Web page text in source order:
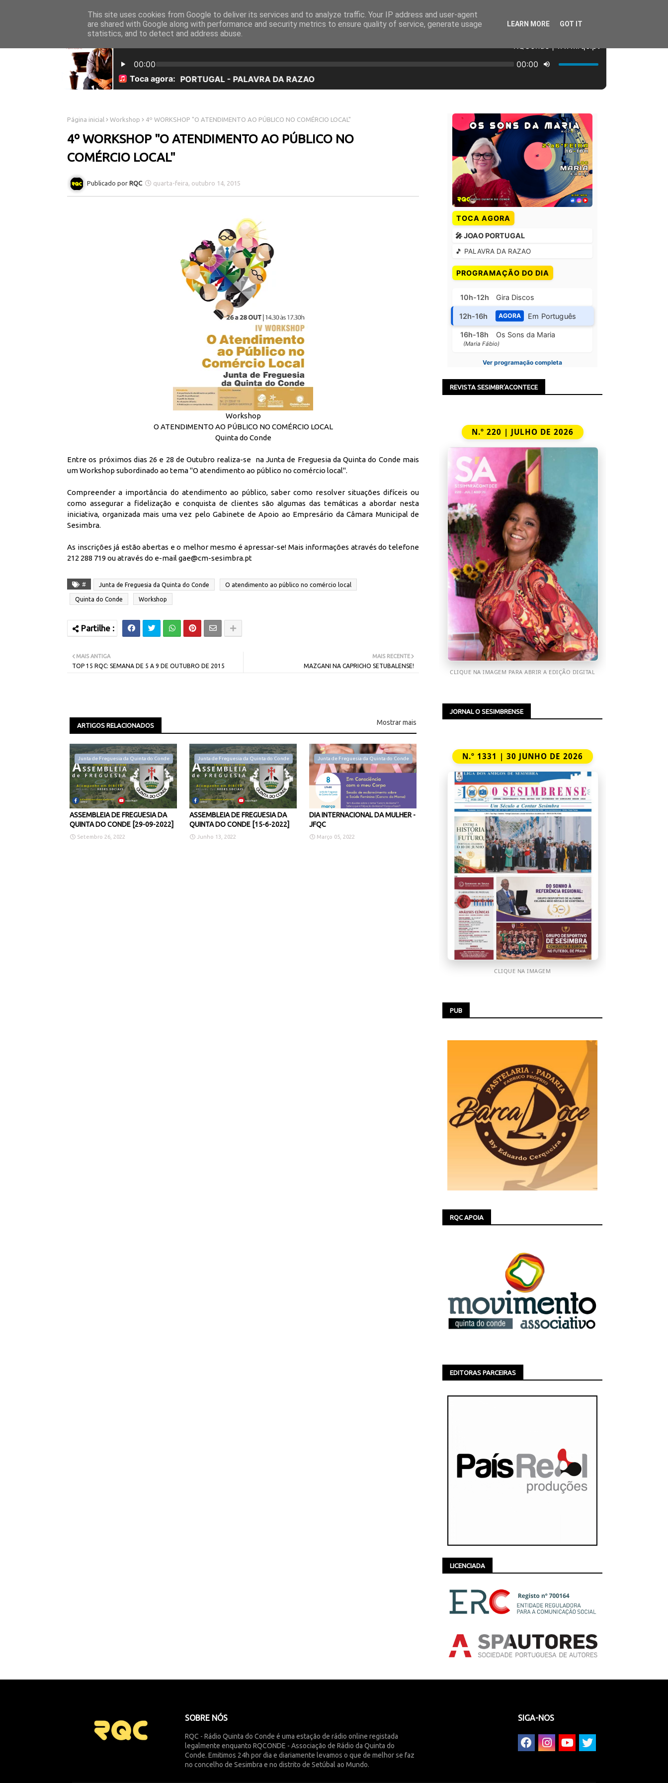
INICÍO SOBRE NÓS EQUIPA PROGRAMAÇÃO OUVIR EM DIRETO
Página inicial Workshop 4º WORKSHOP "O ATENDIMENTO AO PÚBLICO NO COMÉRCIO LOCAL"
4º WORKSHOP "O ATENDIMENTO AO PÚBLICO NO
COMÉRCIO LOCAL"
RQC quarta-feira, outubro 14, 2015
Workshop
O ATENDIMENTO AO PÚBLICO NO COMÉRCIO LOCAL
Quinta do Conde
Entre os próximos dias 26 e 28 de Outubro realiza-se na Junta de Freguesia da Quinta do Conde mais
um Workshop subordinado ao tema "O atendimento ao público no comércio local".
Compreender a importância do atendimento ao público, saber como resolver situações difíceis ou
como assegurar a fidelização e conquista de clientes são algumas das temáticas a abordar nesta
iniciativa, organizada mais uma vez pelo Gabinete de Apoio ao Empresário da Câmara Municipal de
Sesimbra.
As inscrições já estão abertas e o melhor mesmo é apressar-se! Mais informações através do telefone
212 288 719 ou através do e-mail gae@cm-sesimbra.pt
# Junta de Freguesia da Quinta do Conde O atendimento ao público no comércio local
Quinta do Conde Workshop
MAIS RECENTE
MAZGANI NA CAPRICHO SETUBALENSE!
MAIS ANTIGA
TOP 15 RQC: SEMANA DE 5 A 9 DE OUTUBRO DE 2015
ARTIGOS RELACIONADOS Mostrar mais
Junta de Freguesia da Quinta do Conde
ASSEMBLEIA DE FREGUESIA DA
QUINTA DO CONDE [29-09-2022]
Setembro 26, 2022
Junta de Freguesia da Quinta do Conde
ASSEMBLEIA DE FREGUESIA DA
QUINTA DO CONDE [15-6-2022]
Junho 13, 2022
Junta de Freguesia da Quinta do Conde
DIA INTERNACIONAL DA MULHER -
JFQC
Março 05, 2022
TOCA AGORA
🎤 JOAO PORTUGAL
🎵 PALAVRA DA RAZAO
PROGRAMAÇÃO DO DIA
10h-12h Gira Discos
12h-16h AGORA Em Português
16h-18h Os Sons da Maria
(Maria Fábio)
Ver programação completa
REVISTA SESIMBR'ACONTECE
N.º 220 | JULHO DE 2026
CLIQUE NA IMAGEM PARA ABRIR A EDIÇÃO DIGITAL
JORNAL O SESIMBRENSE
N.º 1331 | 30 JUNHO DE 2026
CLIQUE NA IMAGEM
PUB
RQC APOIA
EDITORAS PARCEIRAS
LICENCIADA
SOBRE NÓS
RQC - Rádio Quinta do Conde é uma estação de rádio online registada
legalmente enquanto RQCONDE - Associação de Rádio da Quinta do
Conde. Emitimos 24h por dia e diariamente levamos o que de melhor se faz
no concelho de Sesimbra e no distrito de Setúbal ao Mundo.
SIGA-NOS
This site uses cookies from Google to deliver its services and to analyze traffic. Your IP address and user-agent
are shared with Google along with performance and security metrics to ensure quality of service, generate usage
statistics, and to detect and address abuse.
LEARN MORE GOT IT